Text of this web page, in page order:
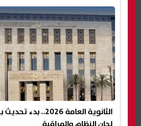
الثانوية العامة 2026..